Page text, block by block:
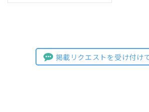
掲載リクエストを受け付け